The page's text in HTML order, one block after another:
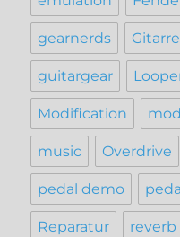
gearnerds Gitarre
guitargear
Modification
music Overdrive
pedal demo
Reparatur reverb